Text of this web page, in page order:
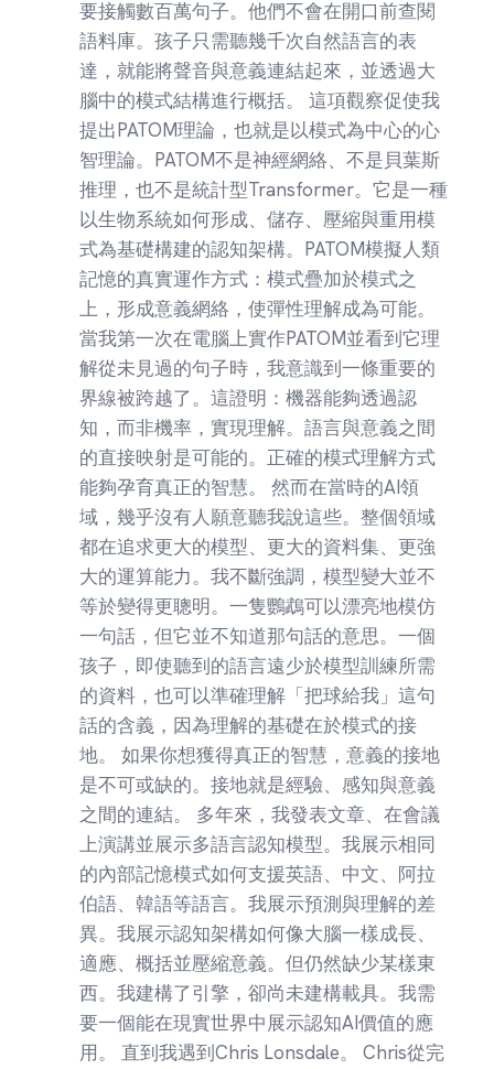
要接觸數百萬句子。他們不會在開口前查閱
語料庫。孩子只需聽幾千次自然語言的表
達，就能將聲音與意義連結起來，並透過大
腦中的模式結構進行概括。 這項觀察促使我
提出PATOM理論，也就是以模式為中心的心
智理論。PATOM不是神經網絡、不是貝葉斯
推理，也不是統計型Transformer。它是一種
以生物系統如何形成、儲存、壓縮與重用模
式為基礎構建的認知架構。PATOM模擬人類
記憶的真實運作方式：模式疊加於模式之
上，形成意義網絡，使彈性理解成為可能。
當我第一次在電腦上實作PATOM並看到它理
解從未見過的句子時，我意識到一條重要的
界線被跨越了。這證明：機器能夠透過認
知，而非機率，實現理解。語言與意義之間
的直接映射是可能的。正確的模式理解方式
能夠孕育真正的智慧。 然而在當時的AI領
域，幾乎沒有人願意聽我說這些。整個領域
都在追求更大的模型、更大的資料集、更強
大的運算能力。我不斷強調，模型變大並不
等於變得更聰明。一隻鸚鵡可以漂亮地模仿
一句話，但它並不知道那句話的意思。一個
孩子，即使聽到的語言遠少於模型訓練所需
的資料，也可以準確理解「把球給我」這句
話的含義，因為理解的基礎在於模式的接
地。 如果你想獲得真正的智慧，意義的接地
是不可或缺的。接地就是經驗、感知與意義
之間的連結。 多年來，我發表文章、在會議
上演講並展示多語言認知模型。我展示相同
的內部記憶模式如何支援英語、中文、阿拉
伯語、韓語等語言。我展示預測與理解的差
異。我展示認知架構如何像大腦一樣成長、
適應、概括並壓縮意義。但仍然缺少某樣東
西。我建構了引擎，卻尚未建構載具。我需
要一個能在現實世界中展示認知AI價值的應
用。 直到我遇到Chris Lonsdale。 Chris從完